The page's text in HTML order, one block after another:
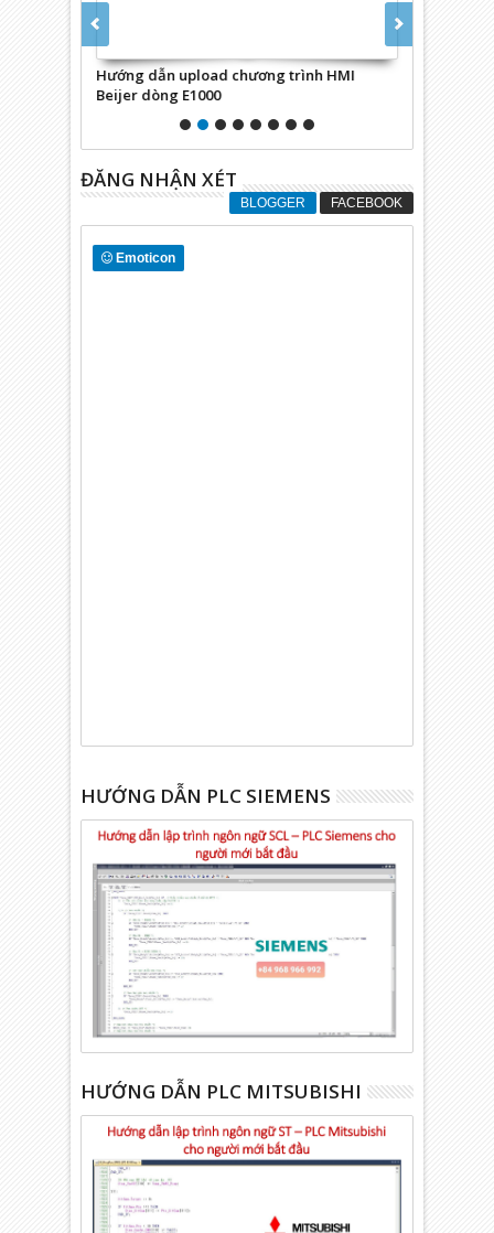
Hướng dẫn upload chương trình HMI
Beijer dòng E1000
ĐĂNG NHẬN XÉT
BLOGGER FACEBOOK
Emoticon
HƯỚNG DẪN PLC SIEMENS
HƯỚNG DẪN PLC MITSUBISHI